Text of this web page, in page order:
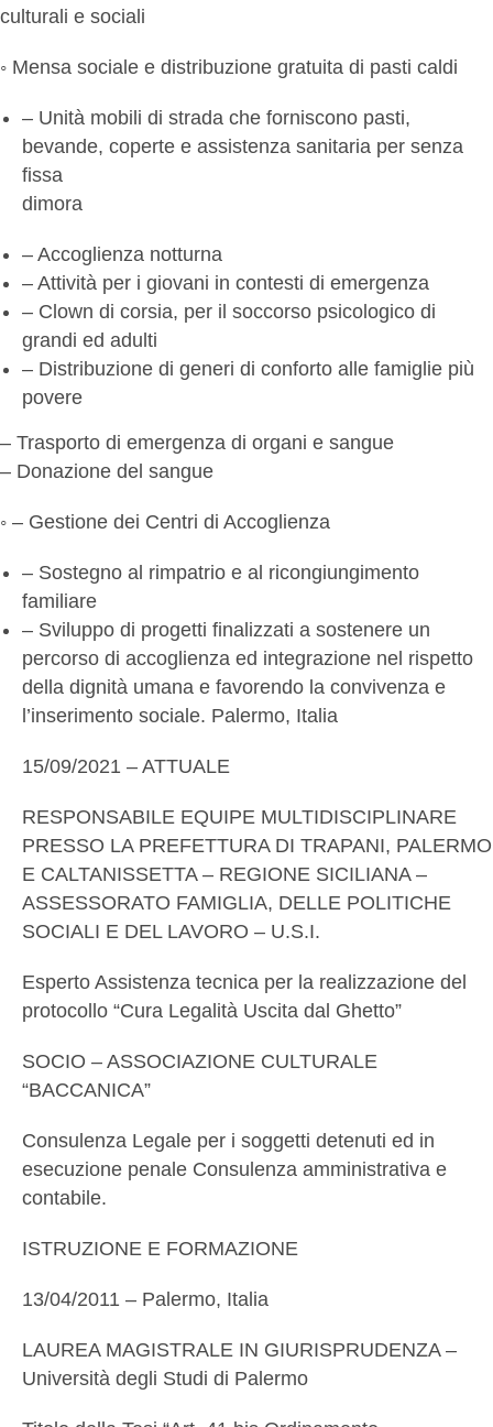
culturali e sociali
◦ Mensa sociale e distribuzione gratuita di pasti caldi
– Unità mobili di strada che forniscono pasti,
bevande, coperte e assistenza sanitaria per senza
fissa
dimora
– Accoglienza notturna
– Attività per i giovani in contesti di emergenza
– Clown di corsia, per il soccorso psicologico di
grandi ed adulti
– Distribuzione di generi di conforto alle famiglie più
povere
– Trasporto di emergenza di organi e sangue
– Donazione del sangue
◦ – Gestione dei Centri di Accoglienza
– Sostegno al rimpatrio e al ricongiungimento
familiare
– Sviluppo di progetti finalizzati a sostenere un
percorso di accoglienza ed integrazione nel rispetto
della dignità umana e favorendo la convivenza e
l’inserimento sociale. Palermo, Italia
15/09/2021 – ATTUALE
RESPONSABILE EQUIPE MULTIDISCIPLINARE
PRESSO LA PREFETTURA DI TRAPANI, PALERMO
E CALTANISSETTA – REGIONE SICILIANA –
ASSESSORATO FAMIGLIA, DELLE POLITICHE
SOCIALI E DEL LAVORO – U.S.I.
Esperto Assistenza tecnica per la realizzazione del
protocollo “Cura Legalità Uscita dal Ghetto”
SOCIO – ASSOCIAZIONE CULTURALE
“BACCANICA”
Consulenza Legale per i soggetti detenuti ed in
esecuzione penale Consulenza amministrativa e
contabile.
ISTRUZIONE E FORMAZIONE
13/04/2011 – Palermo, Italia
LAUREA MAGISTRALE IN GIURISPRUDENZA –
Università degli Studi di Palermo